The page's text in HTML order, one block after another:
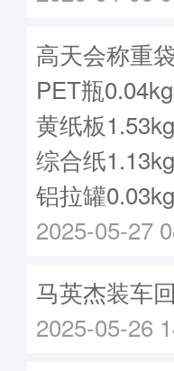
高天会称重
PET瓶
黄纸板
综合纸
铝拉罐
2025-05-27
马英杰装车
2025-05-26